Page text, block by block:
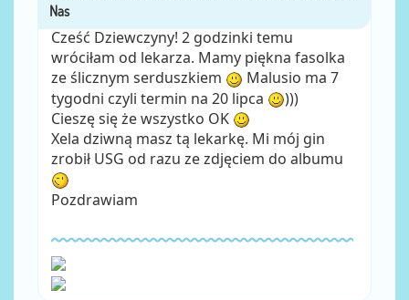
Cześć Dziewczyny! 2 godzinki temu
wróciłam od lekarza. Mamy piękna fasolka
ze ślicznym serduszkiem
Malusio ma 7
tygodni czyli termin na 20 lipca
)))
Cieszę się że wszystko OK
Xela dziwną masz tą lekarkę. Mi mój gin
zrobił USG od razu ze zdjęciem do albumu
Pozdrawiam